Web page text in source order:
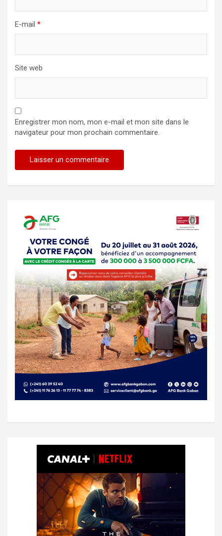
E-mail *
Site web
Enregistrer mon nom, mon e-mail et mon site dans le
navigateur pour mon prochain commentaire.